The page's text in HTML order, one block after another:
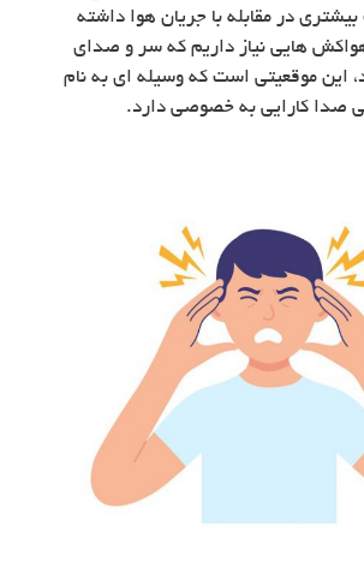
در مقابله با جریان هوا داشته
هایی نیاز داریم که سر و صدای
این موقعیتی است که وسیله ای به نام
صدا کارایی به خصوصی دارد.